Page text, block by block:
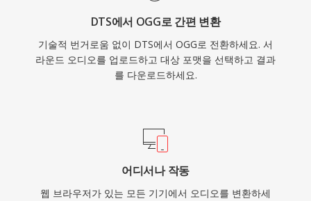
DTS에서 OGG로 간편 변환
기술적 번거로움 없이 DTS에서 OGG로 전환하세요. 서
라운드 오디오를 업로드하고 대상 포맷을 선택하고 결과
를 다운로드하세요.
어디서나 작동
웹 브라우저가 있는 모든 기기에서 오디오를 변환하세